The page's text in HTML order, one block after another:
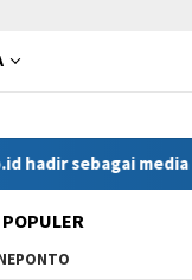
media online